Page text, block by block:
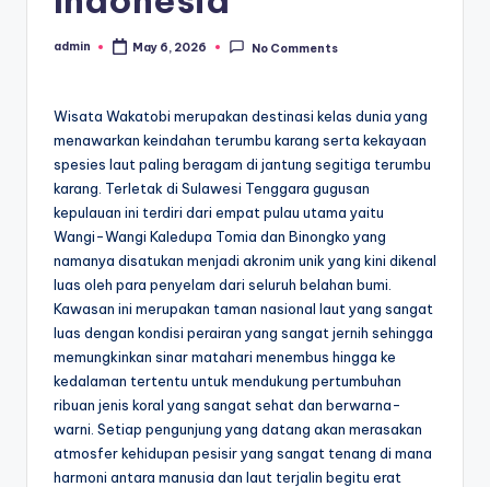
Posted
admin May 6, 2026 No Comments
Wisata Wakatobi merupakan destinasi kelas dunia yang
menawarkan keindahan terumbu karang serta kekayaan
spesies laut paling beragam di jantung segitiga terumbu
karang. Terletak di Sulawesi Tenggara gugusan
kepulauan ini terdiri dari empat pulau utama yaitu
Wangi-Wangi Kaledupa Tomia dan Binongko yang
namanya disatukan menjadi akronim unik yang kini dikenal
luas oleh para penyelam dari seluruh belahan bumi.
Kawasan ini merupakan taman nasional laut yang sangat
luas dengan kondisi perairan yang sangat jernih sehingga
memungkinkan sinar matahari menembus hingga ke
kedalaman tertentu untuk mendukung pertumbuhan
ribuan jenis koral yang sangat sehat dan berwarna-
warni. Setiap pengunjung yang datang akan merasakan
atmosfer kehidupan pesisir yang sangat tenang di mana
harmoni antara manusia dan laut terjalin begitu erat